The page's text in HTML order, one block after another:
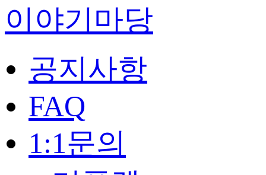
이야기마당
공지사항
FAQ
1:1문의